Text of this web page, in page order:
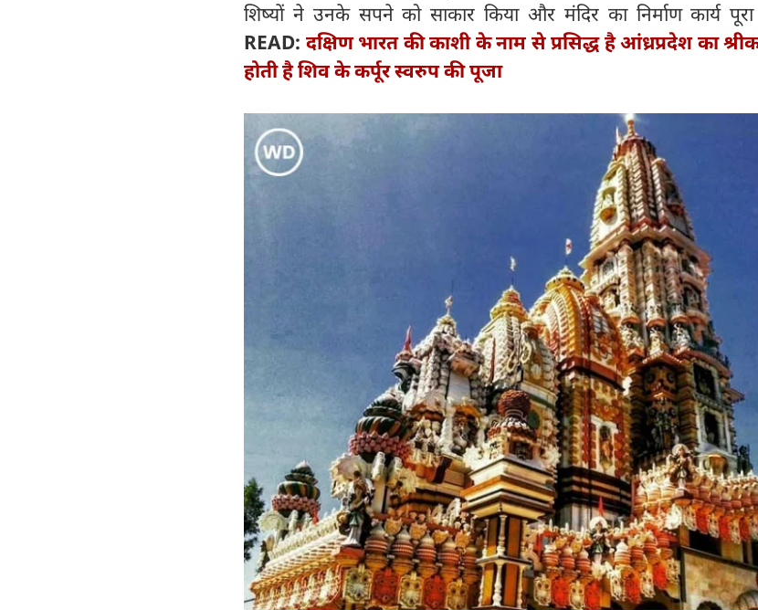
शिष्यों ने उनके सपने को साकार किया और मंदिर का निर्माण कार्य पूरा
READ: दक्षिण भारत की काशी के नाम से प्रसिद्ध है आंध्रप्रदेश का
होती है शिव के कर्पूर स्वरुप की पूजा